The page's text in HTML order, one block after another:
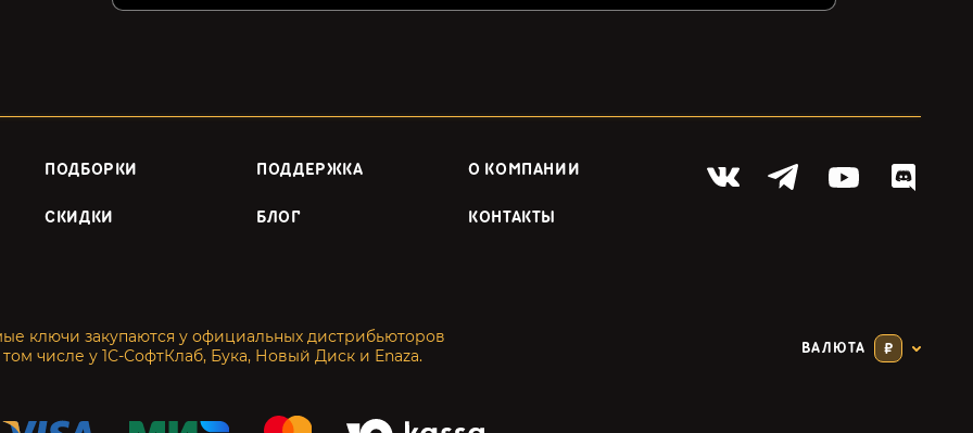
ПОДБОРКИ ПОДДЕРЖКА О КОМПАНИИ
СКИДКИ БЛОГ КОНТАКТЫ
ключи закупаются у официальных дистрибьюторов
числе у 1С-СофтКлаб, Бука, Новый Диск и Enaza.
ВАЛЮТА ₽